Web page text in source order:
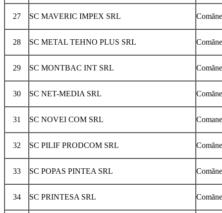
27 SC MAVERIC IMPEX SRL
28 SC METAL TEHNO PLUS SRL
29 SC MONTBAC INT SRL
30 SC NET-MEDIA SRL
31 SC NOVEI COM SRL
32 SC PILIF PRODCOM SRL
33 SC POPAS PINTEA SRL
34 SC PRINTESA SRL